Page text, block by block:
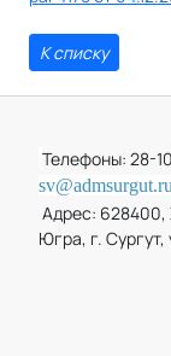
К списку
Телефоны: 28-
sv@admsurgut.ru
Адрес: 628400,
Югра, г.